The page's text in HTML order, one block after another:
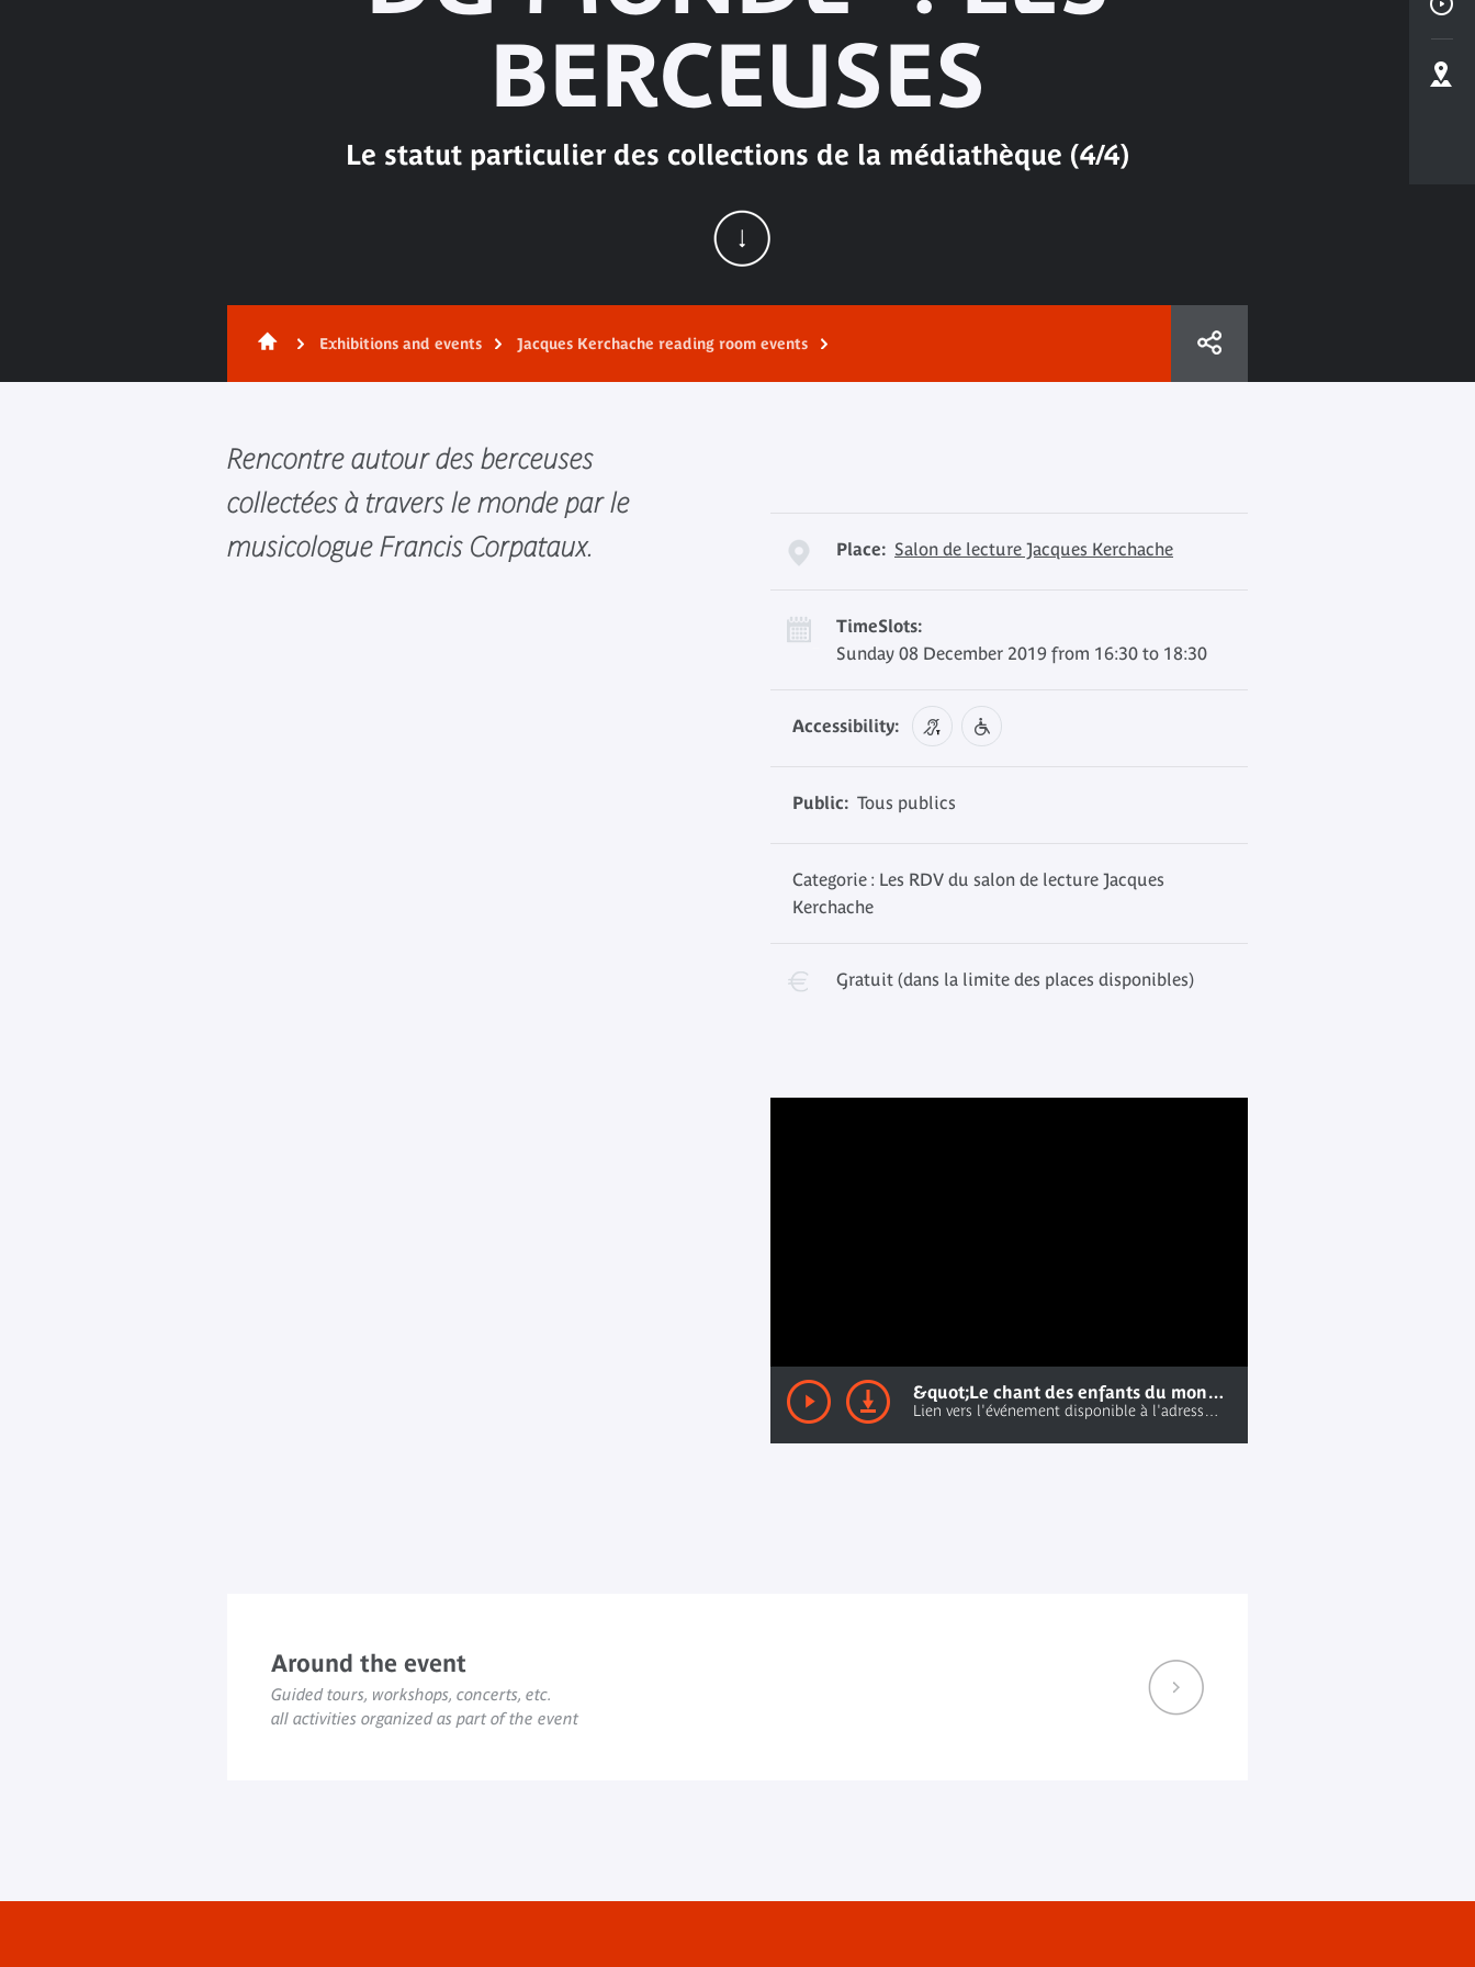
BERCEUSES
Le statut particulier des collections de la médiathèque (4/4)
Exhibitions and events Jacques Kerchache reading room events
Rencontre autour des berceuses
collectées à travers le monde par le
musicologue Francis Corpataux.
Place: Salon de lecture Jacques Kerchache
TimeSlots:
Sunday 08 December 2019 from 16:30 to 18:30
Accessibility:
Public: Tous publics
Categorie : Les RDV du salon de lecture Jacques
Kerchache
Gratuit (dans la limite des places disponibles)
&quot;Le chant des enfants du monde&quot; : les berceuses : conférence enregistrée au Salon de lecture Jacques Kerchache le dimanche 08 décembre 2019
Around the event
Guided tours, workshops, concerts, etc.
all activities organized as part of the event